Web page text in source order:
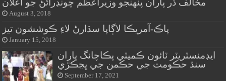
مخالف ڌر پاران پنهنجو وزيراعظم چونڊرائڻ جو اعلان
August 3, 2018
پاڪ-آمريڪا لاڳاپا سڌارڻ لاءِ ڪوششون تيز
January 15, 2018
ايڊمنسٽريٽر ٽائون ڪميٽي پڪاچانگ پاران
سنڌ حڪومت جي حڪمن جي ڀڃڪڙي
September 17, 2021